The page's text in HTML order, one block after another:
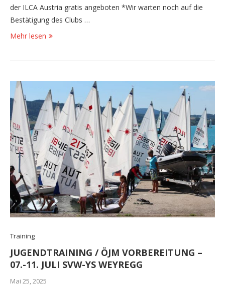
der ILCA Austria gratis angeboten *Wir warten noch auf die
Bestätigung des Clubs …
Mehr lesen
Training
JUGENDTRAINING / ÖJM VORBEREITUNG –
07.-11. JULI SVW-YS WEYREGG
Mai 25, 2025